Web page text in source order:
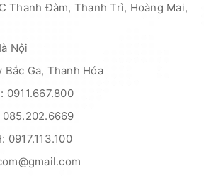
Thanh Đàm, Thanh Trì, Hoàng Mai,
Nội
Bắc Ga, Thanh Hóa
0911.667.800
0917.113.100